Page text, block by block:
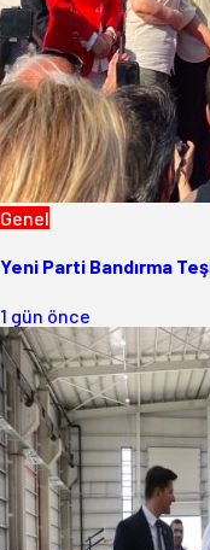
Genel
Yeni Parti Bandırma
1 gün önce